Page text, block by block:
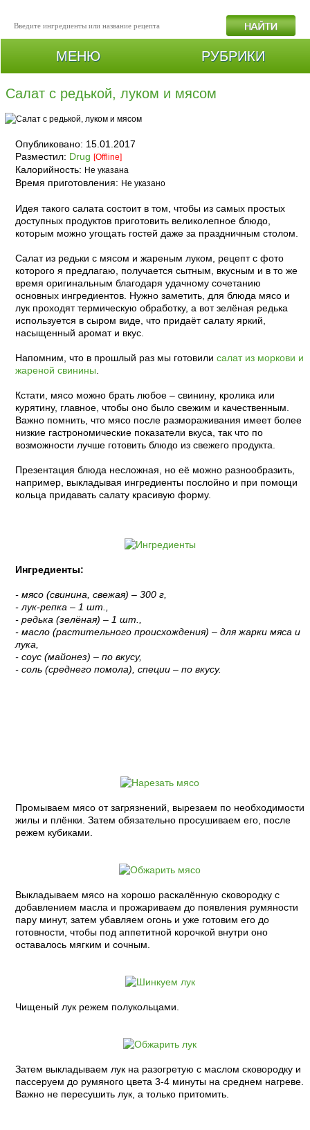
МЕНЮ РУБРИКИ
Салат с редькой, луком и мясом
Опубликовано: 15.01.2017
Разместил: Drug [Offline]
Калорийность: Не указана
Время приготовления: Не указано
Идея такого салата состоит в том, чтобы из самых простых
доступных продуктов приготовить великолепное блюдо,
которым можно угощать гостей даже за праздничным столом.
Cалат из редьки с мясом и жареным луком, рецепт с фото
которого я предлагаю, получается сытным, вкусным и в то же
время оригинальным благодаря удачному сочетанию
основных ингредиентов. Нужно заметить, для блюда мясо и
лук проходят термическую обработку, а вот зелёная редька
используется в сыром виде, что придаёт салату яркий,
насыщенный аромат и вкус.
Напомним, что в прошлый раз мы готовили салат из моркови и
жареной свинины
Кстати, мясо можно брать любое – свинину, кролика или
курятину, главное, чтобы оно было свежим и качественным.
Важно помнить, что мясо после размораживания имеет более
низкие гастрономические показатели вкуса, так что по
возможности лучше готовить блюдо из свежего продукта.
Презентация блюда несложная, но её можно разнообразить,
например, выкладывая ингредиенты послойно и при помощи
кольца придавать салату красивую форму.
Ингредиенты:
- мясо (свинина, свежая) – 300 г,
- лук-репка – 1 шт.,
- редька (зелёная) – 1 шт.,
- масло (растительного происхождения) – для жарки мяса и
лука,
- соус (майонез) – по вкусу,
- соль (среднего помола), специи – по вкусу.
Промываем мясо от загрязнений, вырезаем по необходимости
жилы и плёнки. Затем обязательно просушиваем его, после
режем кубиками.
Выкладываем мясо на хорошо раскалённую сковородку с
добавлением масла и прожариваем до появления румяности
пару минут, затем убавляем огонь и уже готовим его до
готовности, чтобы под аппетитной корочкой внутри оно
оставалось мягким и сочным.
Чищеный лук режем полукольцами.
Затем выкладываем лук на разогретую с маслом сковородку и
пассеруем до румяного цвета 3-4 минуты на среднем нагреве.
Важно не пересушить лук, а только притомить.